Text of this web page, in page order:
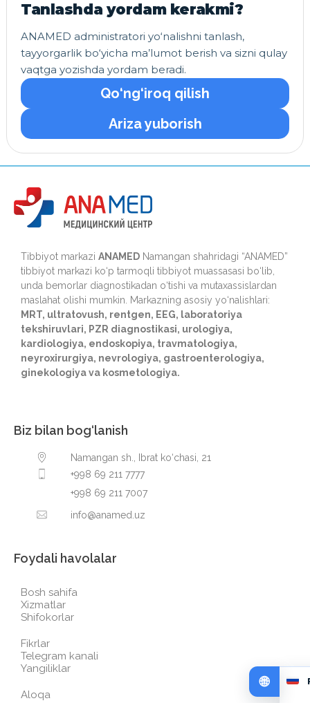
Tanlashda yordam kerakmi?
ANAMED administratori yo‘nalishni tanlash,
tayyorgarlik bo‘yicha ma’lumot berish va sizni qulay
vaqtga yozishda yordam beradi.
Qo‘ng‘iroq qilish
Ariza yuborish
Tibbiyot markazi ANAMED Namangan shahridagi “ANAMED”
tibbiyot markazi ko‘p tarmoqli tibbiyot muassasasi bo‘lib,
unda bemorlar diagnostikadan o‘tishi va mutaxassislardan
maslahat olishi mumkin. Markazning asosiy yo‘nalishlari:
MRT, ultratovush, rentgen, EEG, laboratoriya
tekshiruvlari, PZR diagnostikasi, urologiya,
kardiologiya, endoskopiya, travmatologiya,
neyroxirurgiya, nevrologiya, gastroenterologiya,
ginekologiya va kosmetologiya.
Biz bilan bog‘lanish
Namangan sh., Ibrat ko‘chasi, 21
+998 69 211 7777
+998 69 211 7007
info@anamed.uz
Foydali havolalar
Bosh sahifa
Xizmatlar
Shifokorlar
Fikrlar
Telegram kanali
Yangiliklar
Aloqa